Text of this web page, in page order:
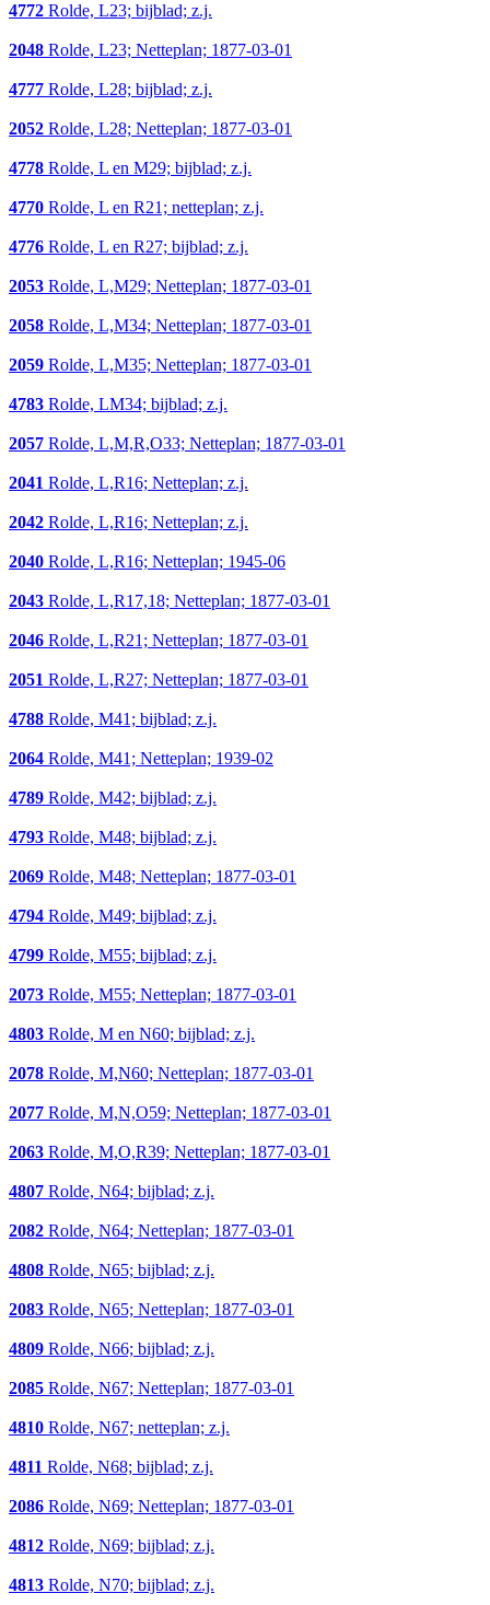
4772 Rolde, L23; bijblad; z.j.
2048 Rolde, L23; Netteplan; 1877-03-01
4777 Rolde, L28; bijblad; z.j.
2052 Rolde, L28; Netteplan; 1877-03-01
4778 Rolde, L en M29; bijblad; z.j.
4770 Rolde, L en R21; netteplan; z.j.
4776 Rolde, L en R27; bijblad; z.j.
2053 Rolde, L,M29; Netteplan; 1877-03-01
2058 Rolde, L,M34; Netteplan; 1877-03-01
2059 Rolde, L,M35; Netteplan; 1877-03-01
4783 Rolde, LM34; bijblad; z.j.
2057 Rolde, L,M,R,O33; Netteplan; 1877-03-01
2041 Rolde, L,R16; Netteplan; z.j.
2042 Rolde, L,R16; Netteplan; z.j.
2040 Rolde, L,R16; Netteplan; 1945-06
2043 Rolde, L,R17,18; Netteplan; 1877-03-01
2046 Rolde, L,R21; Netteplan; 1877-03-01
2051 Rolde, L,R27; Netteplan; 1877-03-01
4788 Rolde, M41; bijblad; z.j.
2064 Rolde, M41; Netteplan; 1939-02
4789 Rolde, M42; bijblad; z.j.
4793 Rolde, M48; bijblad; z.j.
2069 Rolde, M48; Netteplan; 1877-03-01
4794 Rolde, M49; bijblad; z.j.
4799 Rolde, M55; bijblad; z.j.
2073 Rolde, M55; Netteplan; 1877-03-01
4803 Rolde, M en N60; bijblad; z.j.
2078 Rolde, M,N60; Netteplan; 1877-03-01
2077 Rolde, M,N,O59; Netteplan; 1877-03-01
2063 Rolde, M,O,R39; Netteplan; 1877-03-01
4807 Rolde, N64; bijblad; z.j.
2082 Rolde, N64; Netteplan; 1877-03-01
4808 Rolde, N65; bijblad; z.j.
2083 Rolde, N65; Netteplan; 1877-03-01
4809 Rolde, N66; bijblad; z.j.
2085 Rolde, N67; Netteplan; 1877-03-01
4810 Rolde, N67; netteplan; z.j.
4811 Rolde, N68; bijblad; z.j.
2086 Rolde, N69; Netteplan; 1877-03-01
4812 Rolde, N69; bijblad; z.j.
4813 Rolde, N70; bijblad; z.j.